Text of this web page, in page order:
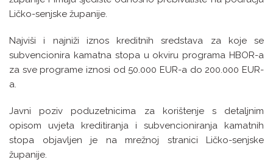
Ličko-senjske županije.
Najviši i najniži iznos kreditnih sredstava za koje se
subvencionira kamatna stopa u okviru programa HBOR-a
za sve programe iznosi od 50.000 EUR-a do 200.000 EUR-
a.
Javni poziv poduzetnicima za korištenje s detaljnim
opisom uvjeta kreditiranja i subvencioniranja kamatnih
stopa objavljen je na mrežnoj stranici Ličko-senjske
županije.